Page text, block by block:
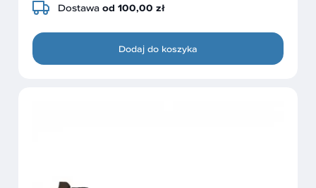
Dostawa od 100,00 zł
Dodaj do koszyka